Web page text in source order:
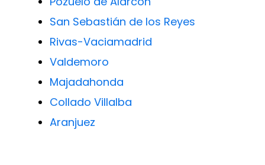
San Sebastián de los Reyes
Rivas-Vaciamadrid
Valdemoro
Majadahonda
Collado Villalba
Aranjuez